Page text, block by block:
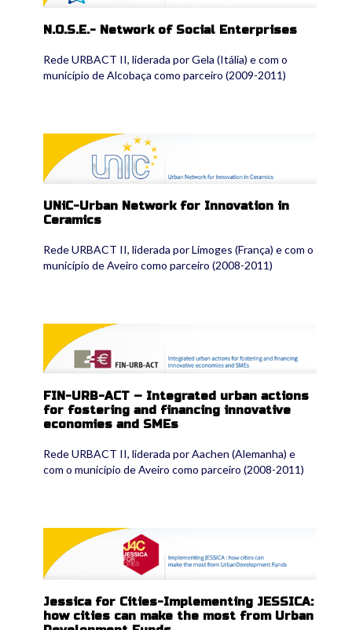
N.O.S.E.- Network of Social Enterprises
Rede URBACT II, liderada por Gela (Itália) e com o
município de Alcobaça como parceiro (2009-2011)
unic2.png
UNiC-Urban Network for Innovation in
Ceramics
Rede URBACT II, liderada por Limoges (França) e com o
município de Aveiro como parceiro (2008-2011)
fin-urb-act2.png
FIN-URB-ACT – Integrated urban actions
for fostering and financing innovative
economies and SMEs
Rede URBACT II, liderada por Aachen (Alemanha) e
com o município de Aveiro como parceiro (2008-2011)
jessica_2.png
Jessica for Cities-Implementing JESSICA:
how cities can make the most from Urban